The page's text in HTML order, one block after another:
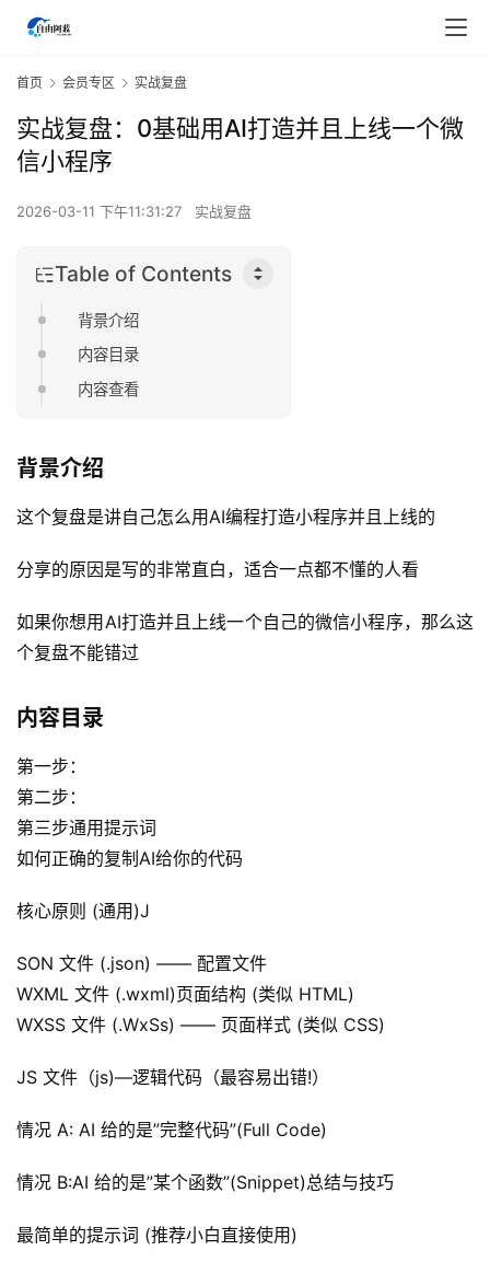
首
首页 会员专区 实战复盘
实战复盘：0基础用AI打造并且上线一个微
信小程序
2026-03-11 下午11:31:27 实战复盘
Table of Contents
背景介绍
内容目录
内容查看
背景介绍
这个复盘是讲自己怎么用AI编程打造小程序并且上线的
分享的原因是写的非常直白，适合一点都不懂的人看
如果你想用AI打造并且上线一个自己的微信小程序，那么这
个复盘不能错过
内容目录
第一步：
第二步：
第三步通用提示词
如何正确的复制AI给你的代码
核心原则 (通用)J
SON 文件 (.json) —— 配置文件
WXML 文件 (.wxml)页面结构 (类似 HTML)
WXSS 文件 (.WxSs) —— 页面样式 (类似 CSS)
JS 文件（js)—逻辑代码（最容易出错!）
情况 A: AI 给的是”完整代码”(Full Code)
情况 B:AI 给的是”某个函数”(Snippet)总结与技巧
最简单的提示词 (推荐小白直接使用)